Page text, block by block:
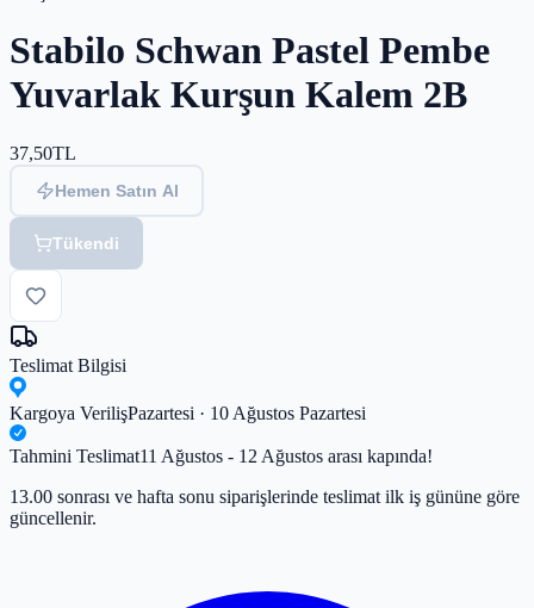
Stabilo Schwan Pastel Pembe
Yuvarlak Kurşun Kalem 2B
37,50TL
Hemen Satın Al
Tükendi
Teslimat Bilgisi
Kargoya VerilişPazartesi · 10 Ağustos Pazartesi
Tahmini Teslimat11 Ağustos - 12 Ağustos arası kapında!
13.00 sonrası ve hafta sonu siparişlerinde teslimat ilk iş gününe göre
güncellenir.